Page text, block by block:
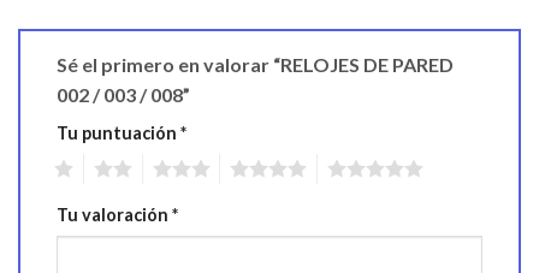
Sé el primero en valorar “RELOJES DE PARED
002 / 003 / 008”
Tu puntuación *
Tu valoración *